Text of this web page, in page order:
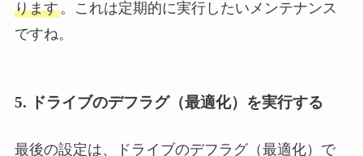
ります。これは定期的に実行したいメンテナンス
ですね。
5. ドライブのデフラグ（最適化）を実行する
最後の設定は、ドライブのデフラグ（最適化）で